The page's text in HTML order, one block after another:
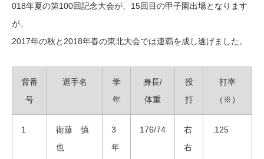
018年夏の第100回記念大会が、15回目の甲子園出場となります
が、
2017年の秋と2018年春の東北大会では連覇を成し遂げました。
背番
号
選手名
学
年
身長/
体重
投
打
打率
（※）
1
衛藤 慎
也
3
年
176/74
右
右
.125